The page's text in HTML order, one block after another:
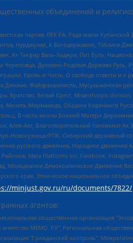
объединений и
партия, ВЕК РА, Рада земли
Нурджулар, К Богодержавию, Таблиги
Ат-Такфир Валь-Хиджра, Пит Буль,
Череповца, Духовно-Родовая Держава Русь,
Кровь и Честь, О свободе совести и о
Динамо, Файзрахманисты, Мусульманская
Братство, Белый Крест, Misanthropic
Мечеть Мирмамеда, Община Коренного
В честь иконы Божией Матери
Алля-Аят, Благотворительный пансионат
Новокузнецк/РПК, Сибирский державный
русского движения, Народное движение
Районов, Meta Platforms Inc, Facebook,
Молодежное Демократическое Движение
края, Этническое национальное
minjust.gov.ru/ru/documents/7822/
агентов:
учреждение дополнительного профессионального образования (повышение квалификации) специалистов "АКАДЕМИЯ ПО ПРАВАМ ЧЕЛОВЕКА", Свердловская региональная общественная организация "Сутяжник", Автономная некоммерческая организация "Центр независимых социологических исследований", Союз общественных объединений "Российский исследовательский центр по правам человека", Региональное общественное учреждение научно-информационный центр "МЕМОРИАЛ", Некоммерческая организация "Фонд защиты гласности", Автономная некоммерческая организация "Институт прав человека", Городская общественная организация "Екатеринбургское общество "МЕМОРИАЛ", Городская общественная организация "Рязанское историко-просветительское и правозащитное общество "Мемориал" (Рязанский Мемориал), Челябинский региональный орган общественной самодеятельности – женское общественное объединение "Женщины Евразии", Челябинский региональный орган общественной самодеятельности "Уральская правозащитная группа", Фонд содействия защите здоровья и социальной справедливости имени Андрея Рылькова, Автономная Некоммерческая Организация "Аналитический Центр Юрия Левады", Автономная некоммерческая организация социальной поддержки населения "Проект Апрель", Региональная общественная организация помощи женщинам и детям, находящимся в кризисной ситуации "Информационно-методический центр "Анна", Фонд содействия развитию массовых коммуникаций и правовому просвещению "Так-так-Так", Фонд содействия устойчивому развитию "Серебряная тайга", Свердловский региональный общественный фонд социальных проектов "Новое время", "Idel.Реалии", Кавказ.Реалии, Крым.Реалии, Телеканал Настоящее Время, Татаро-башкирская служба Радио Свобода (Azatliq Radiosi), Радио Свободная Европа/Радио Свобода (PCE/PC), "Сибирь.Реалии", "Фактограф", Благотворительный фонд помощи осужденным и их семьям, Автономная некоммерческая организация "Институт глобализации и социальных движений", Фонд "В защиту прав заключенных", Частное